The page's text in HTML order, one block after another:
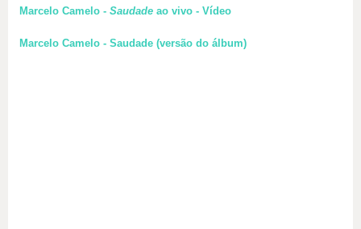
Marcelo Camelo - Saudade ao vivo - Vídeo
Marcelo Camelo - Saudade (versão do álbum)